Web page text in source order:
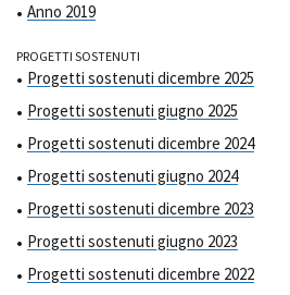
Anno 2019
PROGETTI SOSTENUTI
Progetti sostenuti dicembre 2025
Progetti sostenuti giugno 2025
Progetti sostenuti dicembre 2024
Progetti sostenuti giugno 2024
Progetti sostenuti dicembre 2023
Progetti sostenuti giugno 2023
Progetti sostenuti dicembre 2022